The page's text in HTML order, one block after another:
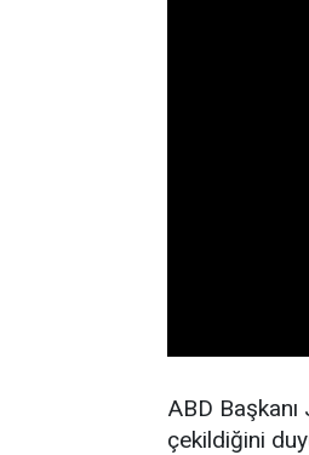
ABD
çekildiğini